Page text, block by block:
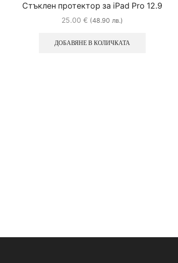
Стъклен протектор за iPad Pro 12.9
25.00 € (48.90 лв.)
ДОБАВЯНЕ В КОЛИЧКАТА